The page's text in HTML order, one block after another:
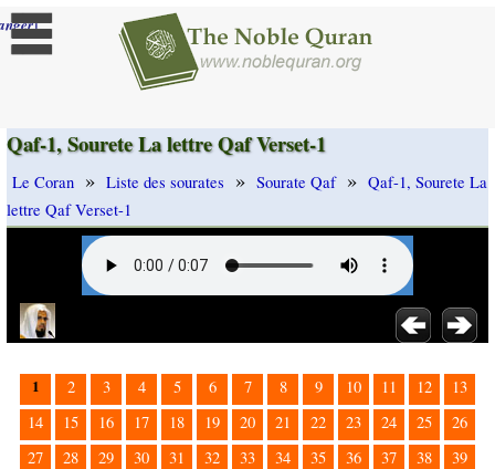
]
Qaf-1, Sourete La lettre Qaf Verset-1
Le Coran » Liste des sourates » Sourate Qaf » Qaf-1, Sourete La
lettre Qaf Verset-1
1 2 3 4 5 6 7 8 9 10 11 12
13
14
15 16 17 18 19 20 21 22 23 24 25
26
27
28 29 30 31 32 33 34 35 36 37 38
39